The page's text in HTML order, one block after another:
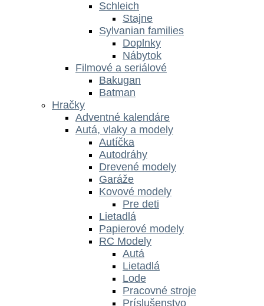
Schleich
Stajne
Sylvanian families
Doplnky
Nábytok
Filmové a seriálové
Bakugan
Batman
Hračky
Adventné kalendáre
Autá, vlaky a modely
Autíčka
Autodráhy
Drevené modely
Garáže
Kovové modely
Pre deti
Lietadlá
Papierové modely
RC Modely
Autá
Lietadlá
Lode
Pracovné stroje
Príslušenstvo